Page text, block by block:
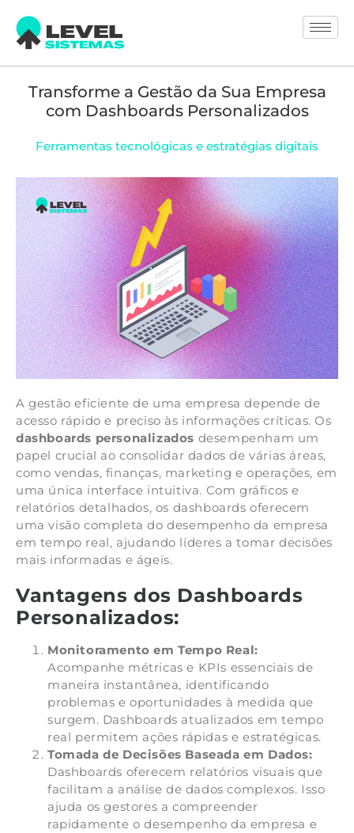
Transforme a Gestão da Sua Empresa
com Dashboards Personalizados
Ferramentas tecnológicas e estratégias digitais
A gestão eficiente de uma empresa depende de
acesso rápido e preciso às informações críticas. Os
dashboards personalizados desempenham um
papel crucial ao consolidar dados de várias áreas,
como vendas, finanças, marketing e operações, em
uma única interface intuitiva. Com gráficos e
relatórios detalhados, os dashboards oferecem
uma visão completa do desempenho da empresa
em tempo real, ajudando líderes a tomar decisões
mais informadas e ágeis.
Vantagens dos Dashboards
Personalizados:
Monitoramento em Tempo Real:
Acompanhe métricas e KPIs essenciais de
maneira instantânea, identificando
problemas e oportunidades à medida que
surgem. Dashboards atualizados em tempo
real permitem ações rápidas e estratégicas.
Tomada de Decisões Baseada em Dados:
Dashboards oferecem relatórios visuais que
facilitam a análise de dados complexos. Isso
ajuda os gestores a compreender
rapidamente o desempenho da empresa e